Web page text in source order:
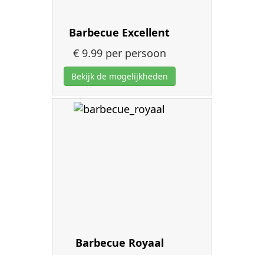
Barbecue Excellent
€ 9.99per persoon
Bekijk de mogelijkheden
Barbecue Royaal